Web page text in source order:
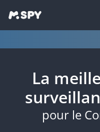
VOIR DÉMO
La
pour le